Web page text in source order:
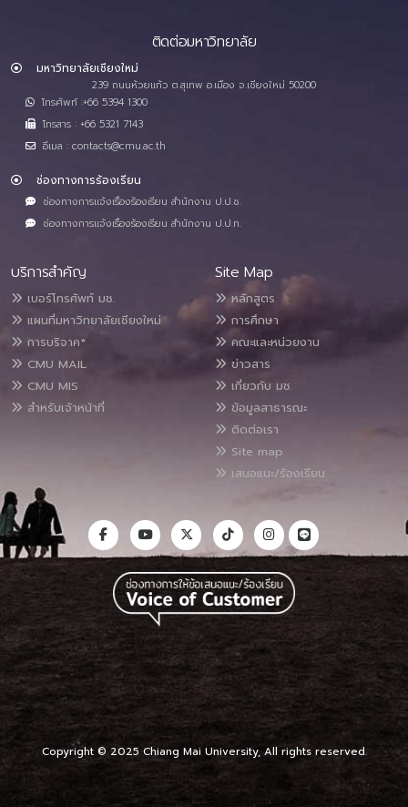
ติดต่อมหาวิทยาลัย
มหาวิทยาลัยเชียงใหม่
239 ถนนห้วยแก้ว ต.สุเทพ อ.เมือง จ.เชียงใหม่ 50200
โทรศัพท์ :+66 5394 1300
โทรสาร : +66 5321 7143
อีเมล : contacts@cmu.ac.th
ช่องทางการร้องเรียน
ช่องทางการแจ้งเรื่องร้องเรียน สำนักงาน ป.ป.ช.
ช่องทางการแจ้งเรื่องร้องเรียน สำนักงาน ป.ป.ท.
บริการสำคัญ
เบอร์โทรศัพท์ มช.
แผนที่มหาวิทยาลัยเชียงใหม่
การบริจาค*
CMU MAIL
CMU MIS
สำหรับเจ้าหน้าที่
Site Map
หลักสูตร
การศึกษา
คณะและหน่วยงาน
ข่าวสาร
เกี่ยวกับ มช.
ข้อมูลสาธารณะ
ติดต่อเรา
Site map
เสนอแนะ/ร้องเรียน
Copyright © 2025 Chiang Mai University, All rights reserved.